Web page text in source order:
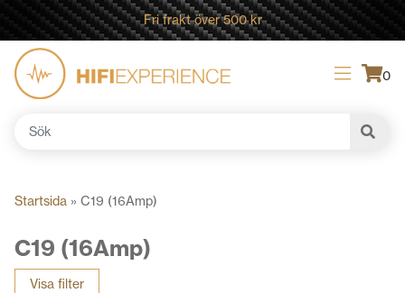
Fri frakt över 500 kr
0
Sök
Startsida » C19 (16Amp)
C19 (16Amp)
Visa filter